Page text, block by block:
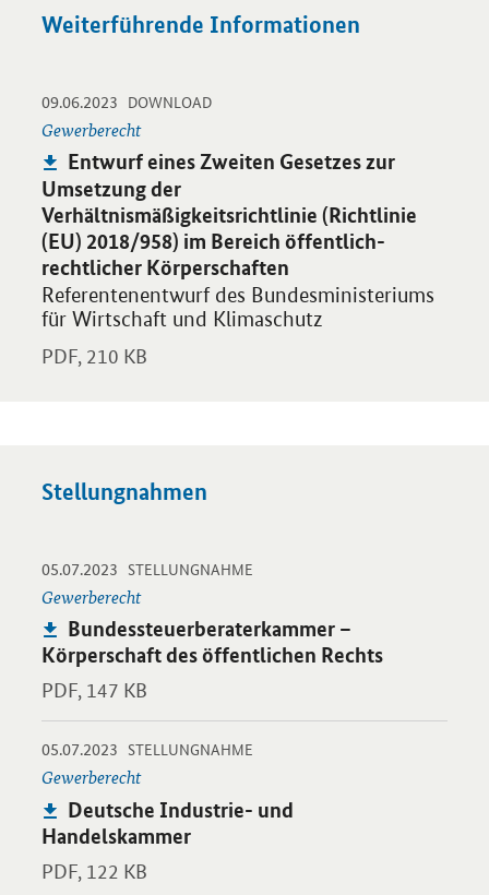
Weiterführende Informationen
09.06.2023 -
DOWNLOAD-
Gewerberecht
Publikation:
Entwurf eines Zweiten Gesetzes zur
Umsetzung der
Verhältnismäßigkeitsrichtlinie (Richtlinie
(EU) 2018/958) im Bereich öffentlich-
rechtlicher Körperschaften
Referentenentwurf des Bundesministeriums
für Wirtschaft und Klimaschutz
PDF, 210 KB
Öffnet PDF "Entwurf eines Zweiten Gesetzes zur Umsetzung
Stellungnahmen
05.07.2023 -
STELLUNGNAHME
Gewerberecht
Publikation:
Bundessteuerberaterkammer –
Körperschaft des öffentlichen Rechts
PDF, 147 KB
Öffnet PDF "Bundessteuerberaterkammer – Körperschaft des
05.07.2023 -
STELLUNGNAHME
Gewerberecht
Publikation:
Deutsche Industrie- und
Handelskammer
PDF, 122 KB
Öffnet PDF "Deutsche Industrie- und Handelskammer" in